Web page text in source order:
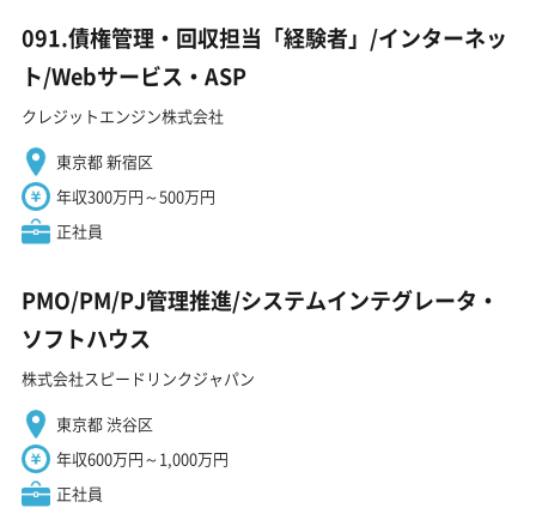
091.債権管理・回収担当「経験者」/インターネッ
ト/Webサービス・ASP
クレジットエンジン株式会社
東京都 新宿区
年収300万円～500万円
正社員
PMO/PM/PJ管理推進/システムインテグレータ・
ソフトハウス
株式会社スピードリンクジャパン
東京都 渋谷区
年収600万円～1,000万円
正社員